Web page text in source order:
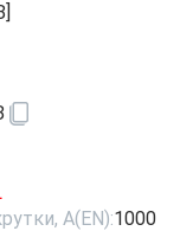
A(EN):1000